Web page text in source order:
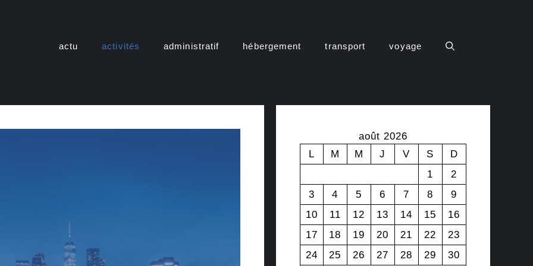
actu activités administratif hébergement transport voyage
août 2026
L
M M J V S
D
1
2
3
4 5 6 7 8
9
10
11 12 13 14 15
16
17
18 19 20 21 22
23
24
25 26 27 28 29
30